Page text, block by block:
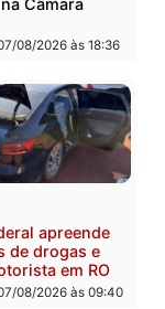
2026: Pastor
pode ser o
pastor de
na Câmara
07/08/2026 às